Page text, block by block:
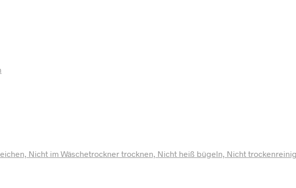
Nicht im Wäschetrockner trocknen, Nicht heiß bügeln, Nicht